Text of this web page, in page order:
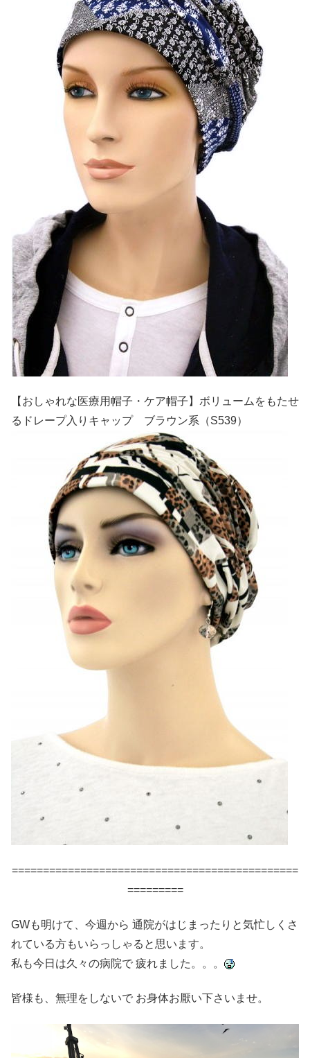
【おしゃれな医療用帽子・ケア帽子】ボリュームをもたせ
るドレープ入りキャップ ブラウン系（S539）
==============================================
=========
GWも明けて、今週から 通院がはじまったりと気忙しくさ
れている方もいらっしゃると思います。
私も今日は久々の病院で 疲れました。。。
皆様も、無理をしないで お身体お厭い下さいませ。